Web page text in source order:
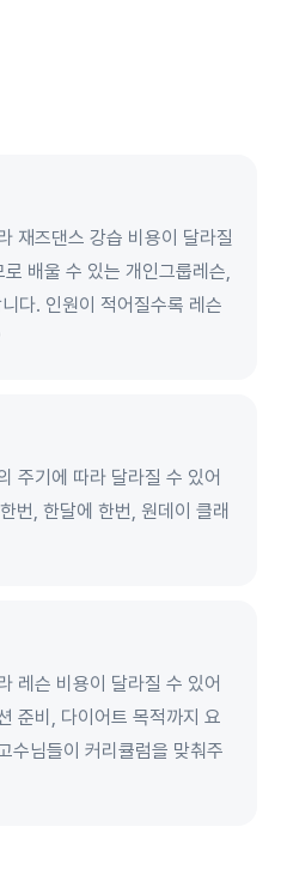
재즈댄스 강습 비용이 달라질
배울 수 있는 개인그룹레슨,
다. 인원이 적어질수록 레슨
주기에 따라 달라질 수 있어
번, 한달에 한번, 원데이 클래
레슨 비용이 달라질 수 있어
준비, 다이어트 목적까지 요
수님들이 커리큘럼을 맞춰주